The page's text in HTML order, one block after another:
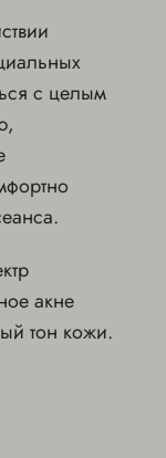
с целым
акне
тон кожи.